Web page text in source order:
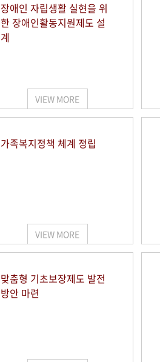
장애인 자립생활 실현을 위
한 장애인활동지원제도 설
계
VIEW MORE
가족복지정책 체계 정립
VIEW MORE
맞춤형 기초보장제도 발전
방안 마련